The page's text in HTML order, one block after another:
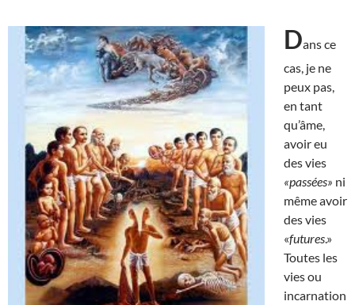
Dans ce
cas, je ne
peux pas,
en tant
qu’âme,
avoir eu
des vies
«passées» ni
même avoir
des vies
«futures.»
Toutes les
vies ou
incarnation